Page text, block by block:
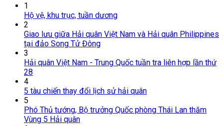
1
Hộ vệ, khu trục, tuần dương
2
Giao lưu giữa Hải quân Việt Nam và Hải quân Philippines
tại đảo Song Tử Đông
3
Hải quân Việt Nam - Trung Quốc tuần tra liên hợp lần thứ
28
4
5 tàu chiến thay đổi lịch sử hải quân
5
Phó Thủ tướng, Bộ trưởng Quốc phòng Thái Lan thăm
Vùng 5 Hải quân